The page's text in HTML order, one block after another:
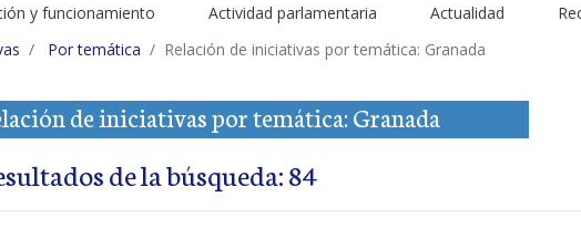
y funcionamiento Actividad parlamentaria Actualidad
Por temática Relación de iniciativas por temática: Granada
de iniciativas por temática: Granada
de la búsqueda: 84